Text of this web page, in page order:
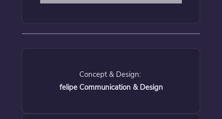
Concept & Design:
felipe Communication & Design